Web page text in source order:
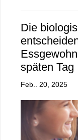
Die
späten Tag
Feb.. 20, 2025